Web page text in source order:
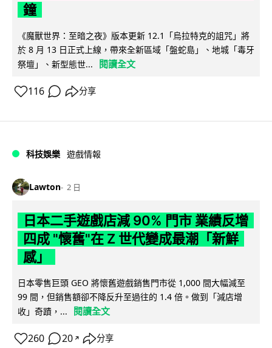
鐘
《魔獸世界：至暗之夜》版本更新 12.1「烏拉特克的詛咒」將
於 8 月 13 日正式上線，帶來全新區域「盤蛇島」、地城「毒牙
祭壇」、新型態世...
閱讀全文
116 分享
科技娛樂 遊戲情報
Lawton 2 日
日本二手遊戲店減 90% 門市 業績反增
四成 "懷舊"在 Z 世代變成最潮「新鮮
感」
日本零售巨頭 GEO 將懷舊遊戲銷售門市從 1,000 間大幅減至
99 間，但銷售額卻不降反升至過往的 1.4 倍。做到「減店增
收」奇蹟，...
閱讀全文
260 20 ↗ 分享